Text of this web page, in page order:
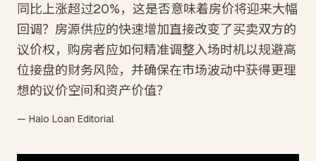
同比上涨超过20%，这是否意味着房价将迎来大幅
回调？房源供应的快速增加直接改变了买卖双方的
议价权，购房者应如何精准调整入场时机以规避高
位接盘的财务风险，并确保在市场波动中获得更理
想的议价空间和资产价值？
— Halo Loan Editorial